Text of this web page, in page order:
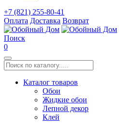
+7 (821) 255-80-41
Оплата Доставка Возврат
Поиск
0
Каталог товаров
Обои
Жидкие обои
Лепной декор
Клей